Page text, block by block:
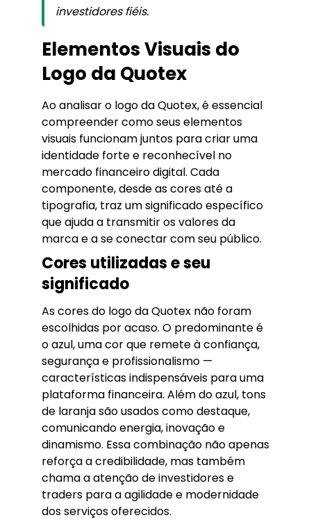
investidores fiéis.
Elementos Visuais do
Logo da Quotex
Ao analisar o logo da Quotex, é essencial
compreender como seus elementos
visuais funcionam juntos para criar uma
identidade forte e reconhecível no
mercado financeiro digital. Cada
componente, desde as cores até a
tipografia, traz um significado específico
que ajuda a transmitir os valores da
marca e a se conectar com seu público.
Cores utilizadas e seu
significado
As cores do logo da Quotex não foram
escolhidas por acaso. O predominante é
o azul, uma cor que remete à confiança,
segurança e profissionalismo —
características indispensáveis para uma
plataforma financeira. Além do azul, tons
de laranja são usados como destaque,
comunicando energia, inovação e
dinamismo. Essa combinação não apenas
reforça a credibilidade, mas também
chama a atenção de investidores e
traders para a agilidade e modernidade
dos serviços oferecidos.